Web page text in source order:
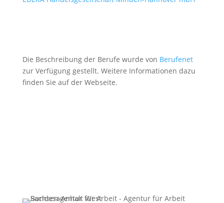
Die Beschreibung der Berufe wurde von Berufenet
zur Verfügung gestellt. Weitere Informationen dazu
finden Sie auf der Webseite.